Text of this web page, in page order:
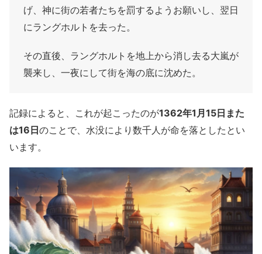
げ、神に街の若者たちを罰するようお願いし、翌日
にラングホルトを去った。
その直後、ラングホルトを地上から消し去る大嵐が
襲来し、一夜にして街を海の底に沈めた。
記録によると、これが起こったのが1362年1月15日また
は16日のことで、水没により数千人が命を落としたとい
います。